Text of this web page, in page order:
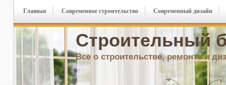
Строительный
Все о строительстве, ремонте и
Главная Современное строительство Современный дизайн